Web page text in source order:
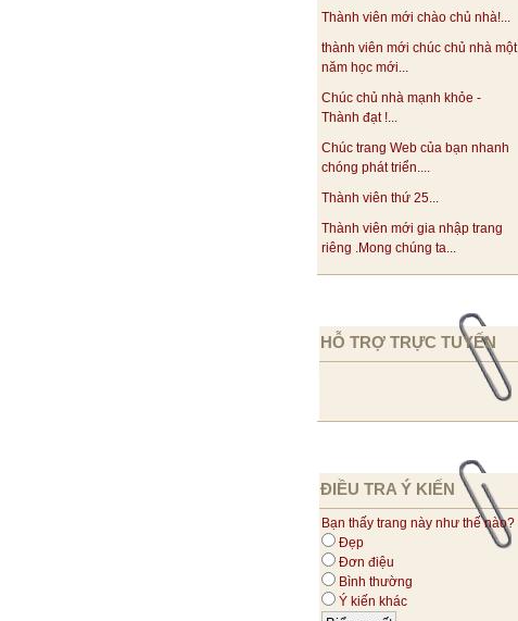
Thành viên mới chào chủ nhà!...
thành viên mới chúc chủ nhà một
năm học mới...
Chúc chủ nhà mạnh khỏe -
Thành đạt !...
Chúc trang Web của bạn nhanh
chóng phát triển....
Thành viên thứ 25...
Thành viên mới gia nhập trang
riêng .Mong chúng ta...
HỖ TRỢ TRỰC TUYẾN
ĐIỀU TRA Ý KIẾN
Bạn thấy trang này như thế nào?
Đẹp
Đơn điệu
Bình thường
Ý kiến khác